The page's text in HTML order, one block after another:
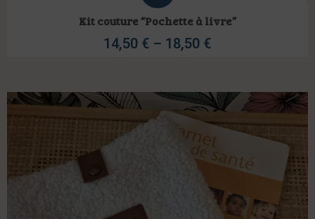
Kit couture “Pochette à livre”
14,50 € – 18,50 €